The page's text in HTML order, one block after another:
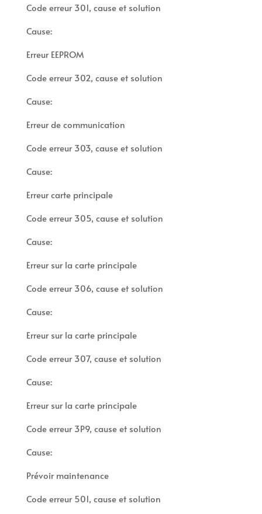
Code erreur 301, cause et solution
Cause:
Erreur EEPROM
Code erreur 302, cause et solution
Cause:
Erreur de communication
Code erreur 303, cause et solution
Cause:
Erreur carte principale
Code erreur 305, cause et solution
Cause:
Erreur sur la carte principale
Code erreur 306, cause et solution
Cause:
Erreur sur la carte principale
Code erreur 307, cause et solution
Cause:
Erreur sur la carte principale
Code erreur 3P9, cause et solution
Cause:
Prévoir maintenance
Code erreur 501, cause et solution